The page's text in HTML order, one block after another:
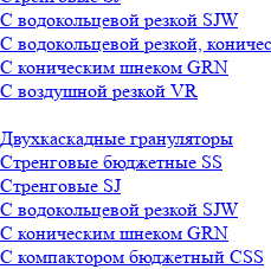
С водокольцевой резкой SJW
С водокольцевой резкой,
С коническим шнеком GRN
С воздушной резкой VR
Двухкаскадные грануляторы
Стренговые бюджетные SS
Стренговые SJ
С водокольцевой резкой SJW
С коническим шнеком GRN
С компактором бюджетный CSS